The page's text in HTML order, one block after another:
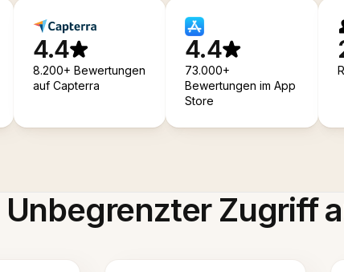
4.4
8.200+ Bewertungen
auf Capterra
4.4
73.000+
Bewertungen im App
Store
Unbegrenzter Zugriff